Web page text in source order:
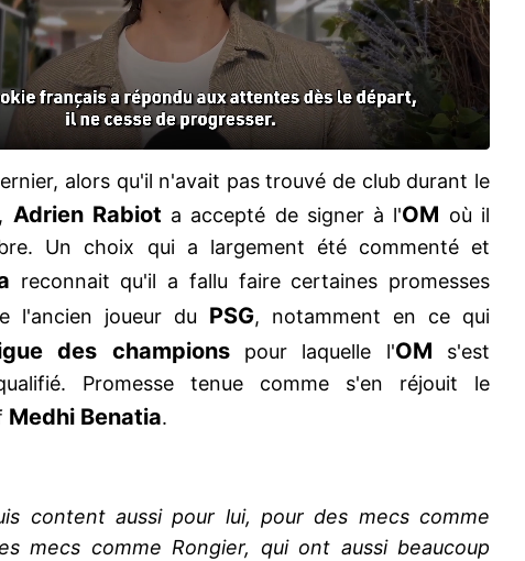
alors qu'il n'avait pas trouvé de club durant le
Adrien Rabiot a accepté de signer à l'OM où il
Un choix qui a largement été commenté et
reconnait qu'il a fallu faire certaines promesses
l'ancien joueur du PSG, notamment en ce qui
des championspour laquelle l'OM s'est
Promesse tenue comme s'en réjouit le
Medhi Benatia.
content aussi pour lui, pour des mecs comme
mecs comme Rongier, qui ont aussi beaucoup